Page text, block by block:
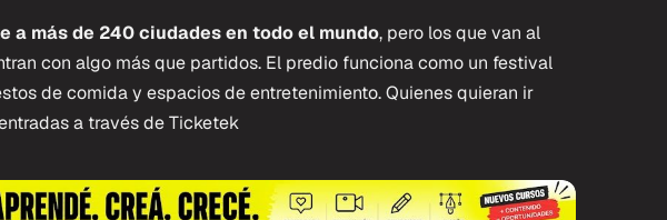
a más de 240 ciudades en todo el mundo, pero los que van al
con algo más que partidos. El predio funciona como un festival
de comida y espacios de entretenimiento. Quienes quieran ir
a través de Ticketek